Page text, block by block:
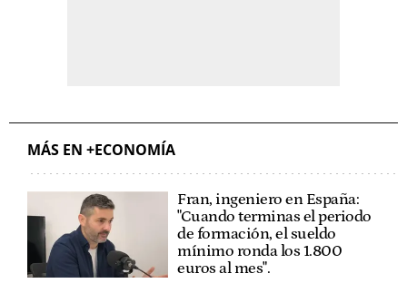
MÁS EN +ECONOMÍA
Fran, ingeniero en España:
"Cuando terminas el periodo
de formación, el sueldo
mínimo ronda los 1.800
euros al mes".